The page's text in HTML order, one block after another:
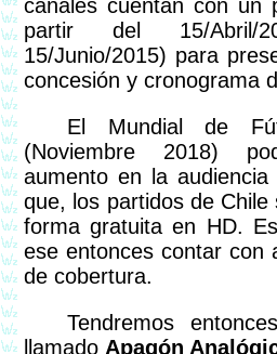
canales cuentan con un
partir del 15/Abril/
15/Junio/2015) para
concesión y cronograma
El Mundial de
(Noviembre 2018)
aumento en la
que, los partidos de
forma gratuita en HD.
ese entonces contar con
de cobertura.
Tendremos entonces el año 2020 el
llamado Apagón